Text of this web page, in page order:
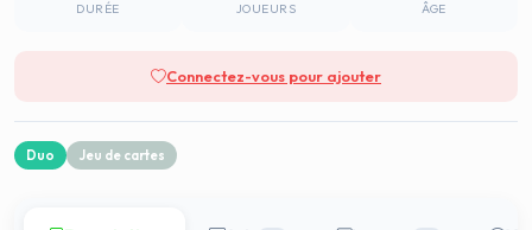
DURÉE JOUEURS ÂGE
Connectez-vous pour ajouter
Duo Jeu de cartes